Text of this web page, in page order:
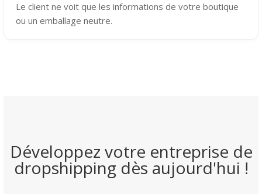
Le client ne voit que les informations de votre boutique
ou un emballage neutre.
Développez votre entreprise de
dropshipping dès aujourd'hui !